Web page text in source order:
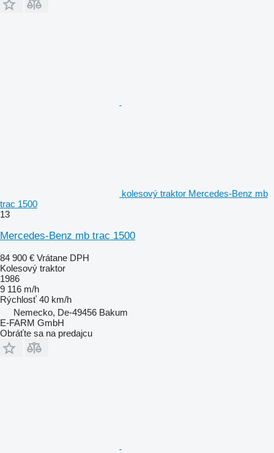
kolesový traktor Mercedes-Benz mb
trac 1500
13
Mercedes-Benz mb trac 1500
84 900 € Vrátane DPH
Kolesový traktor
1986
9 116 m/h
Rýchlosť 40 km/h
Nemecko, De-49456 Bakum
E-FARM GmbH
Obráťte sa na predajcu